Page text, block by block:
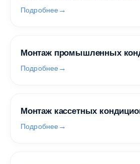
Подробнее
Монтаж промышленных
Подробнее
Монтаж кассетных
Подробнее